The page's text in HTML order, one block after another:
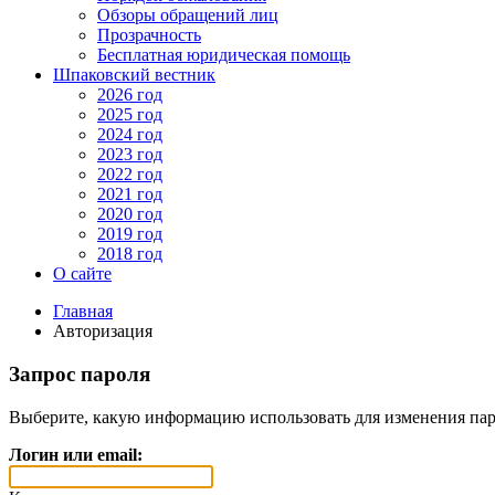
Обзоры обращений лиц
Прозрачность
Бесплатная юридическая помощь
Шпаковский вестник
2026 год
2025 год
2024 год
2023 год
2022 год
2021 год
2020 год
2019 год
2018 год
О сайте
Главная
Авторизация
Запрос пароля
Выберите, какую информацию использовать для изменения
Логин или email: